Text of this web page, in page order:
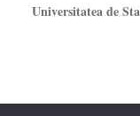
Universitatea de